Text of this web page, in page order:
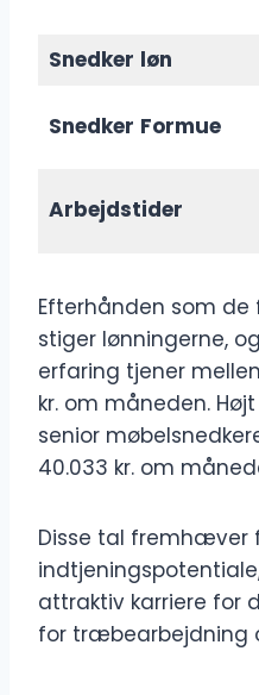
Snedker løn
Snedker Formue
Arbejdstider
Efterhånden som
stiger lønningerne,
erfaring tjener
kr. om måneden.
senior
40.033 kr. om
Disse tal fremhæver
attraktiv karriere for
for træbearbejdning